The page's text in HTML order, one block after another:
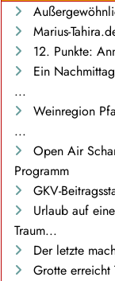
Marius-
12. Punkte:
Ein
...
Weinregion
...
Open Air
Programm
GKV-
Urlaub auf
Traum...
Der letzte
Grotte